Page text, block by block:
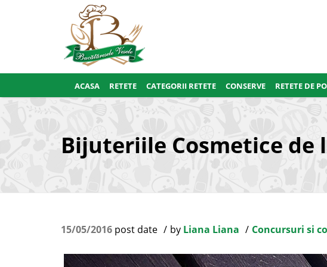
ACASA RETETE CATEGORII RETETE CONSERVE RETETE DE
Bijuteriile Cosmetice de
15/05/2016 post date by Liana Liana Concursuri si